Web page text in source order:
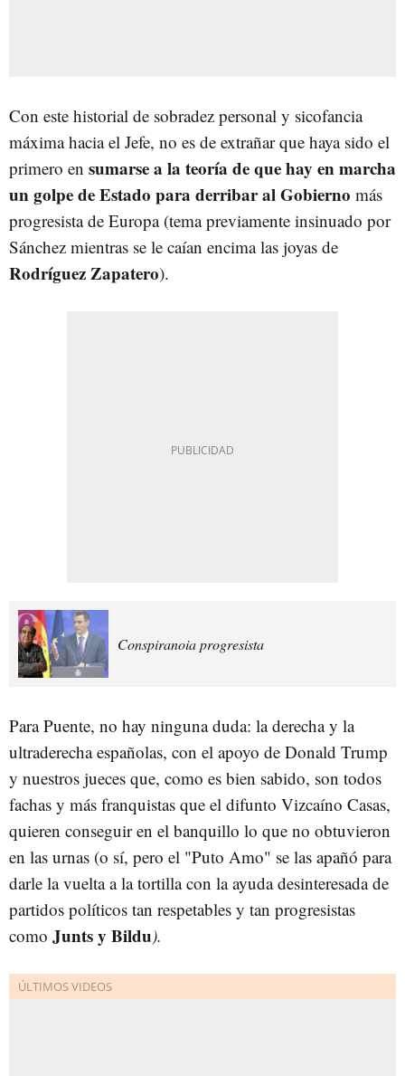
Con este historial de sobradez personal y sicofancia
máxima hacia el Jefe, no es de extrañar que haya sido el
primero en sumarse a la teoría de que hay en marcha
un golpe de Estado para derribar al Gobierno más
progresista de Europa (tema previamente insinuado por
Sánchez mientras se le caían encima las joyas de
Rodríguez Zapatero).
Conspiranoia progresista
Para Puente, no hay ninguna duda: la derecha y la
ultraderecha españolas, con el apoyo de Donald Trump
y nuestros jueces que, como es bien sabido, son todos
fachas y más franquistas que el difunto Vizcaíno Casas,
quieren conseguir en el banquillo lo que no obtuvieron
en las urnas (o sí, pero el "Puto Amo" se las apañó para
darle la vuelta a la tortilla con la ayuda desinteresada de
partidos políticos tan respetables y tan progresistas
como Junts y Bildu).